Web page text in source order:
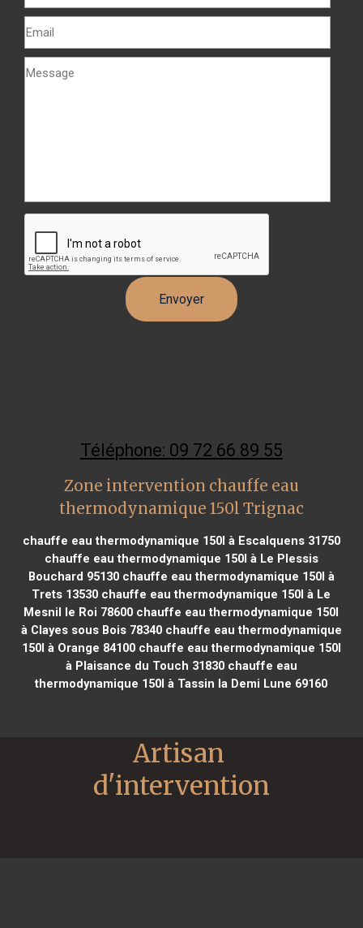
Téléphone: 09 72 66 89 55
Zone intervention chauffe eau
thermodynamique 150l Trignac
chauffe eau thermodynamique 150l à Escalquens 31750
chauffe eau thermodynamique 150l à Le Plessis
Bouchard 95130chauffe eau thermodynamique 150l à
Trets 13530 chauffe eau thermodynamique 150l à Le
Mesnil le Roi 78600 chauffe eau thermodynamique 150l
à Clayes sous Bois 78340chauffe eau thermodynamique
150l à Orange 84100chauffe eau thermodynamique 150l
à Plaisance du Touch 31830chauffe eau
thermodynamique 150l à Tassin la Demi Lune 69160
Artisan
d'intervention